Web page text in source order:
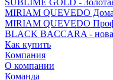
SUBLIME GOLD -
MIRIAM QUEVEDO
MIRIAM QUEVEDO
BLACK BACCARA -
Как купить
Компания
О компании
Команда